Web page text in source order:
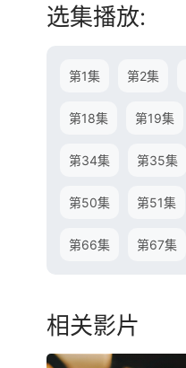
选集播放:
第1集 第2集
第18集 第19集
第34集 第35集
第50集 第51集
第66集 第67集
相关影片